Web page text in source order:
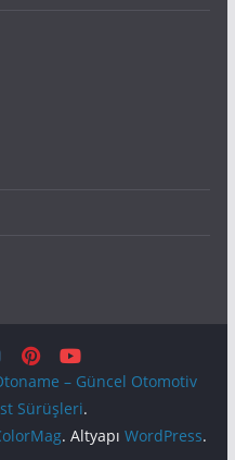
– Güncel Otomotiv
Sürüşleri.
. Altyapı WordPress.